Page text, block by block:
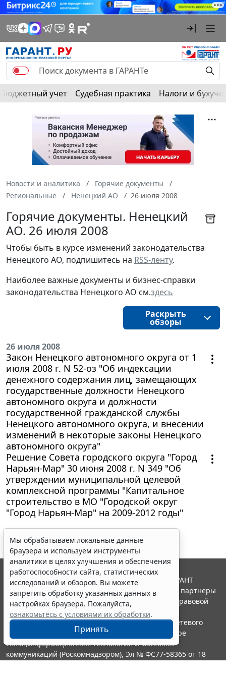
Бюджетный учет Судебная практика Налоги и
Новости и аналитика
Горячие документы
Региональные
Ненецкий АО 26 июля 2008
Горячие документы. Ненецкий
АО. 26 июля 2008
Чтобы быть в курсе изменений законодательства
Ненецкого АО, подпишитесь на RSS-ленту.
Наиболее важные документы и бизнес-справки
законодательства Ненецкого АО см.здесь
Раскрыть
обзоры
26 июля 2008
Закон Ненецкого автономного округа от 1
июля 2008 г. N 52-оз "Об индексации
денежного содержания лиц, замещающих
государственные должности Ненецкого
автономного округа и должности
государственной гражданской службы
Ненецкого автономного округа, и внесении
изменений в некоторые законы Ненецкого
автономного округа"
Решение Совета городского округа "Город
Нарьян-Мар" 30 июня 2008 г. N 349 "Об
утверждении муниципальной целевой
комплексной программы "Капитальное
строительство в МО "Городской округ
"Город Нарьян-Мар" на 2009-2012 годы"
Мы обрабатываем локальные данные
браузера и используем инструменты
аналитики в целях улучшения и обеспечения
работоспособности сайта, статистических
исследований и обзоров. Вы можете
запретить обработку указанных данных в
настройках браузера. Пожалуйста,
ознакомьтесь с условиями их обработки.
Принять
© ООО "НПП "ГАРАНТ-СЕРВИС", 2026. Система ГАРАНТ
выпускается с 1990 года. Компания "Гарант" и ее партнеры
являются участниками Российской ассоциации правовой
информации ГАРАНТ.
Портал ГАРАНТ.РУ зарегистрирован в качестве сетевого
издания Федеральной службой по надзору в сфере
связи,информационных технологий и массовых
коммуникаций (Роскомнадзором), Эл № ФС77-58365 от 18